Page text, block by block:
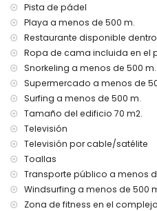
Andalucía
castillo, ruina, monumento
kilómetros del alojamiento)
museo e iglesia (a menos
alojamiento)
Deportes
tenis, ciclismo de
snorkel, surf y windsurf (a
apartamento)
golf (Aguilon Golf) (a
Se admiten mascotas previa
Pista de pádel
Playa a menos de 500 m.
Restaurante disponible
Ropa de cama incluida en el
Snorkeling a menos de 500 m.
Supermercado a menos de
Surfing a menos de 500 m.
Tamaño del edificio 70 m2.
Televisión
Televisión por cable/satélite
Toallas
Transporte público a menos
Windsurfing a menos de 500
Zona de fitness en el complejo